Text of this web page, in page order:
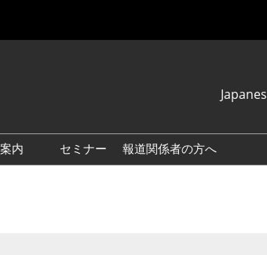
English
繁體中文
内
セミナー 報道関係者の方へ